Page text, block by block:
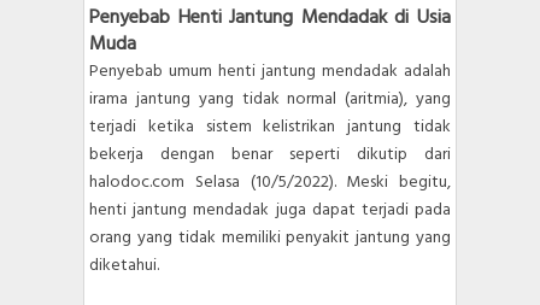
Penyebab Henti Jantung Mendadak di Usia
Muda
Penyebab umum henti jantung mendadak adalah
irama jantung yang tidak normal (aritmia), yang
terjadi ketika sistem kelistrikan jantung tidak
bekerja dengan benar seperti dikutip dari
halodoc.com Selasa (10/5/2022). Meski begitu,
henti jantung mendadak juga dapat terjadi pada
orang yang tidak memiliki penyakit jantung yang
diketahui.